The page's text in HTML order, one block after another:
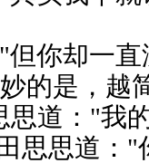
你却一直
的是，越
思道："我
思思道："